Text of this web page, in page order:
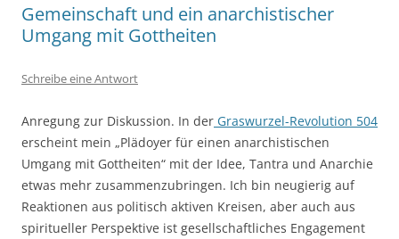
Gemeinschaft und ein anarchistischer
Umgang mit Gottheiten
Schreibe eine Antwort
Anregung zur Diskussion. In der Graswurzel-Revolution 504
erscheint mein „Plädoyer für einen anarchistischen
Umgang mit Gottheiten“ mit der Idee, Tantra und Anarchie
etwas mehr zusammenzubringen. Ich bin neugierig auf
Reaktionen aus politisch aktiven Kreisen, aber auch aus
spiritueller Perspektive ist gesellschaftliches Engagement